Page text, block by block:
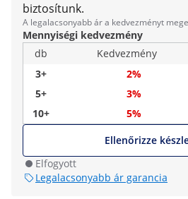
biztosítunk.
A legalacsonyabb ár a kedvezményt
Mennyiségi kedvezmény
db
Kedvezmény
3+
2%
5+
3%
10+
5%
Ellenőrizze
Elfogyott
Legalacsonyabb ár garancia